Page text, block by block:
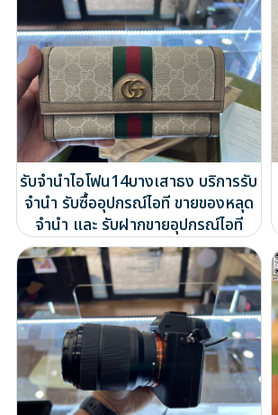
รับจำนำไอโฟน14บางเสาธง บริการรับ
จำนำ รับซื้ออุปกรณ์ไอที ขายของหลุด
จำนำ และ รับฝากขายอุปกรณ์ไอที